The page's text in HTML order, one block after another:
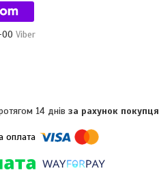
00 Viber
14 днів за рахунок покупця